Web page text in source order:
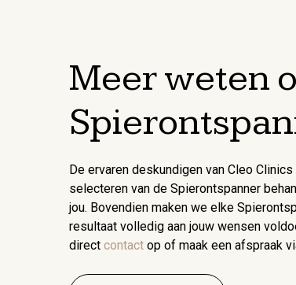
Meer weten
De ervaren deskundigen van Cleo
selecteren van de Spierontspanner
jou. Bovendien maken we elke
resultaat volledig aan jouw wensen
direct contact op of maak een afspraak